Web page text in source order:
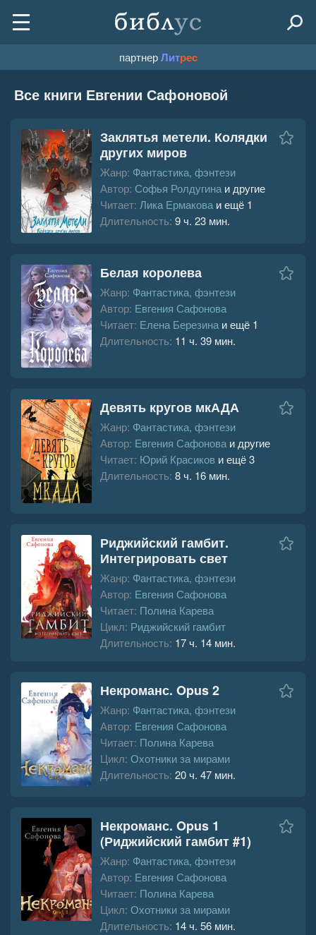
партнерЛитрес
Все книги Евгении Сафоновой
Заклятья метели. Колядки
других миров
Жанр: Фантастика, фэнтези
Автор: Софья Ролдугина и другие
Читает: Лика Ермакова и ещё 1
Длительность: 9 ч. 23 мин.
Белая королева
Жанр: Фантастика, фэнтези
Автор: Евгения Сафонова
Читает: Елена Березина и ещё 1
Длительность: 11 ч. 39 мин.
Девять кругов мкАДА
Жанр: Фантастика, фэнтези
Автор: Евгения Сафоноваи другие
Читает: Юрий Красиков и ещё 3
Длительность: 8 ч. 16 мин.
Риджийский гамбит.
Интегрировать свет
Жанр: Фантастика, фэнтези
Автор: Евгения Сафонова
Читает: Полина Карева
Цикл: Риджийский гамбит
Длительность: 17 ч. 14 мин.
Некроманс. Opus 2
Жанр: Фантастика, фэнтези
Автор: Евгения Сафонова
Читает: Полина Карева
Цикл: Охотники за мирами
Длительность: 20 ч. 47 мин.
Некроманс. Opus 1
(Риджийский гамбит #1)
Жанр: Фантастика, фэнтези
Автор: Евгения Сафонова
Читает: Полина Карева
Цикл: Охотники за мирами
Длительность: 14 ч. 56 мин.